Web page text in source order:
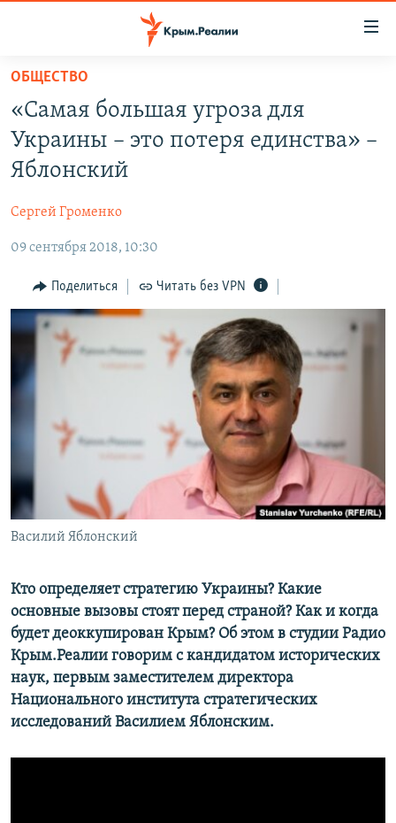
Вернуться
основному
содержанию
Вернутся
главной
навигации
Вернутся
поиску
ГРУЗ 200
11 ЛЕТ ОККУПАЦИИ КРЫМА. 11 ИСТОРИЙ СОПРОТИВЛЕНИЯ
ВОДА
ЕЩЕ
ИНТЕРАКТИВ
ИНФОГРАФИКА
ТЕЛЕПРОЕКТ КРЫМ.РЕАЛИИ
СОВЕТЫ ПРАВОЗАЩИТНИКОВ
КРЫМ.НЕПОКОРЕННЫЙ
ELIFBE
УКРАИНСКАЯ ПРОБЛЕМА КРЫМА
РАДІО СВОБОДА
КАК ОБОЙТИ БЛОКИРОВКУ
Українською
Qırımtatar
Все сайты RFE/RL
ОБЩЕСТВО
«Самая большая угроза для
Украины – это потеря единства» –
Яблонский
Сергей Громенко
09 сентября 2018, 10:30
Поделиться Читать без VPN
Василий Яблонский
Кто определяет стратегию Украины? Какие
основные вызовы стоят перед страной? Как и когда
будет деоккупирован Крым? Об этом в студии Радио
Крым.Реалии говорим с кандидатом исторических
наук, первым заместителем директора
Национального института стратегических
исследований Василием Яблонским.